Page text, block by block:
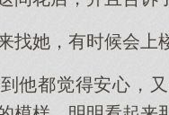
找她，有时候会上
他都觉得安心，